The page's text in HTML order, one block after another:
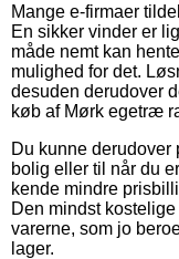
Mange e-firmaer
En sikker vinder er
måde nemt kan
mulighed for det.
desuden derudover
køb af Mørk egetræ
Du kunne
bolig eller til når du
kende mindre
Den mindst
varerne, som jo
lager.